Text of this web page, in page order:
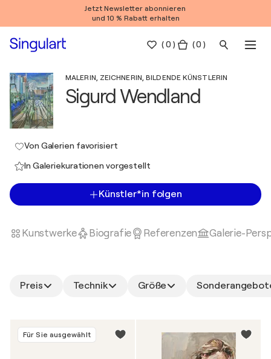
Jetzt Newsletter abonnieren
und 10 % Rabatt erhalten
(0 ) ( 0 )
MALERIN, ZEICHNERIN, BILDENDE KÜNSTLERIN
Sigurd Wendland
Von Galerien favorisiert
In Galeriekurationen vorgestellt
Künstler*in folgen
Kunstwerke Biografie Referenzen Galerie-
Preis Technik Größe
Für Sie ausgewählt